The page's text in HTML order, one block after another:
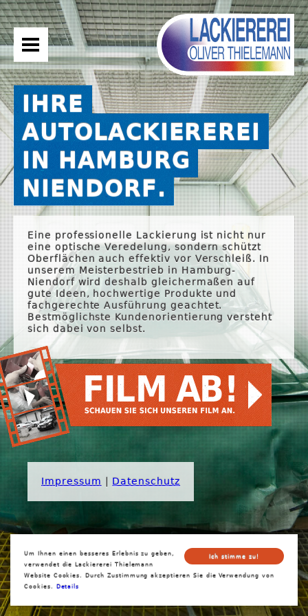
Ich stimme zu!
Um Ihnen einen besseres Erlebnis zu geben,
verwendet die Lackiererei Thielemann
Website Cookies. Durch Zustimmung akzeptieren Sie die Verwendung von
Cookies. Details
ÜBER UNS
LEISTUNGEN
SERVICE
KONTAKT
IHRE
AUTOLACKIEREREI
IN HAMBURG
NIENDORF.
Eine professionelle Lackierung ist nicht nur
eine optische Veredelung, sondern schützt
Oberflächen auch effektiv vor Verschleiß. In
unserem Meisterbestrieb in Hamburg-
Niendorf wird deshalb gleichermaßen auf
gute Ideen, hochwertige Produkte und
fachgerechte Ausführung geachtet.
Bestmöglichste Kundenorientierung versteht
sich dabei von selbst.
Impressum Datenschutz